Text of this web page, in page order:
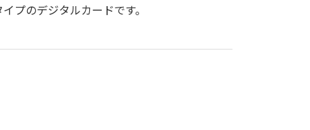
プのデジタルカードです。